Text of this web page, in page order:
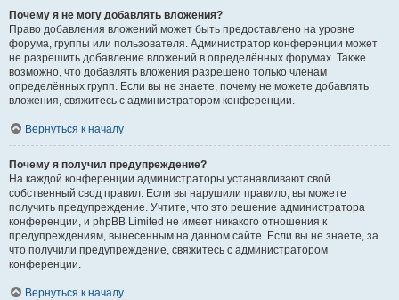
Почему я не могу добавлять вложения?
Право добавления вложений может быть предоставлено на уровне
форума, группы или пользователя. Администратор конференции может
не разрешить добавление вложений в определённых форумах. Также
возможно, что добавлять вложения разрешено только членам
определённых групп. Если вы не знаете, почему не можете добавлять
вложения, свяжитесь с администратором конференции.
Вернуться к началу
Почему я получил предупреждение?
На каждой конференции администраторы устанавливают свой
собственный свод правил. Если вы нарушили правило, вы можете
получить предупреждение. Учтите, что это решение администратора
конференции, и phpBB Limited не имеет никакого отношения к
предупреждениям, вынесенным на данном сайте. Если вы не знаете, за
что получили предупреждение, свяжитесь с администратором
конференции.
Вернуться к началу